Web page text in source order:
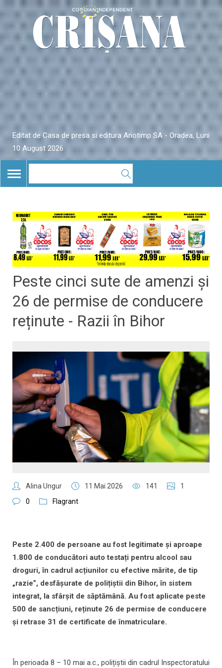
Editat de Casa de presa si editura Anotimp SA - Oradea, Luni
10 August 2026
TOGGLE
NAVIGATION
Peste cinci sute de amenzi și
26 de permise de conducere
reținute - Razii în Bihor
Alina Ungur 11 Mai 2026 141
1
0
Flagrant
Peste 2.400 de persoane au fost legitimate și aproape
1.800 de conducători auto testați pentru alcool sau
droguri, în cadrul acțiunilor cu efective mărite, de tip
„razie”, desfășurate de polițiștii din Bihor, în sistem
integrat, la sfârșit de săptămână. Au fost aplicate peste
500 de sancțiuni, reținute 26 de permise de conducere
și retrase 31 de certificate de înmatriculare.
În perioada 8 – 10 mai a.c., polițiștii din cadrul Inspectoratului